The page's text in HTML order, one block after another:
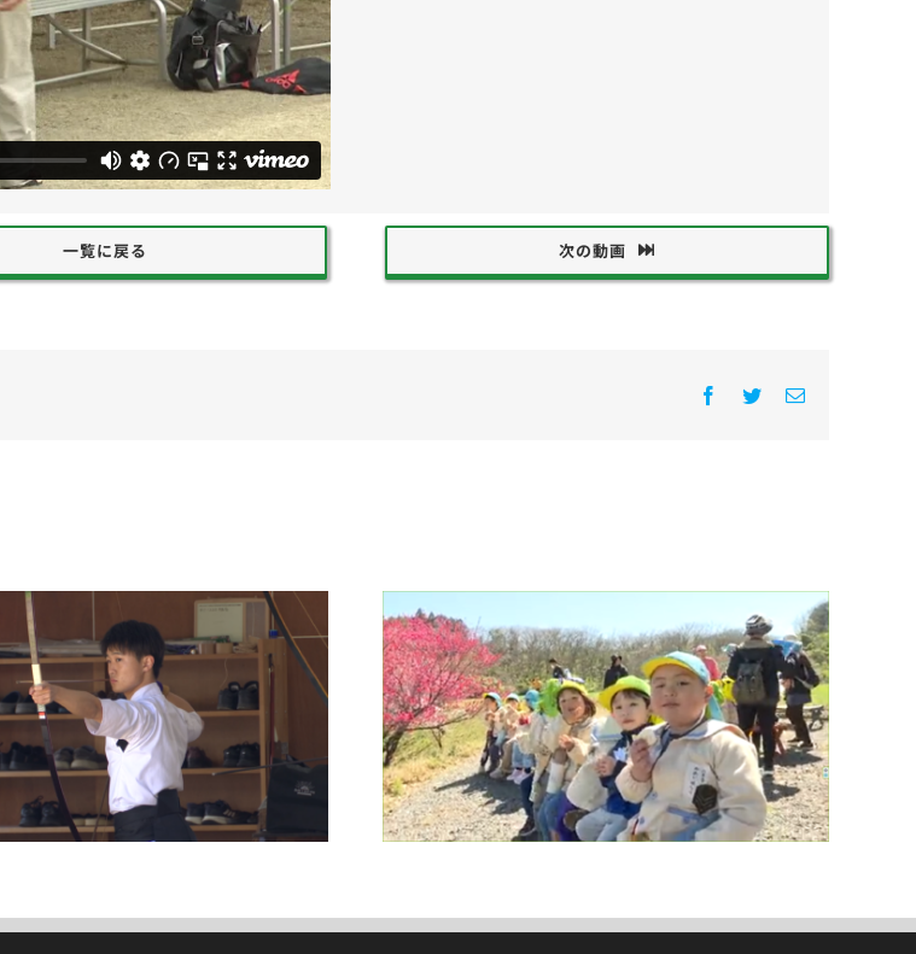
一覧に戻る 次の動画
Facebook
Twitter電